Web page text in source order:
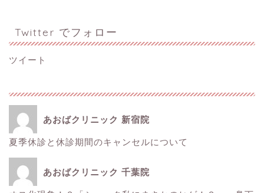
Twitter でフォロー
ツイート
あおばクリニック 新宿院
夏季休診と休診期間のキャンセルについて
あおばクリニック 千葉院